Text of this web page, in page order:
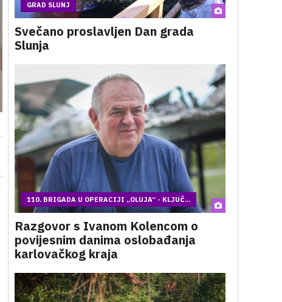
GRAD SLUNJ
Svečano proslavljen Dan grada
Slunja
110. BRIGADA U OPERACIJI „OLUJA“ - KLJUČ...
Razgovor s Ivanom Kolencom o
povijesnim danima oslobađanja
karlovačkog kraja